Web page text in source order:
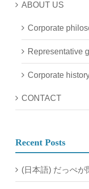
ABOUT US
Corporate
Representative
Corporate
CONTACT
Recent Posts
(日本語) だっぺが